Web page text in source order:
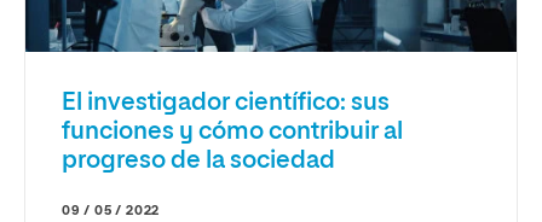
El investigador científico: sus
funciones y cómo contribuir al
progreso de la sociedad
09 / 05 / 2022